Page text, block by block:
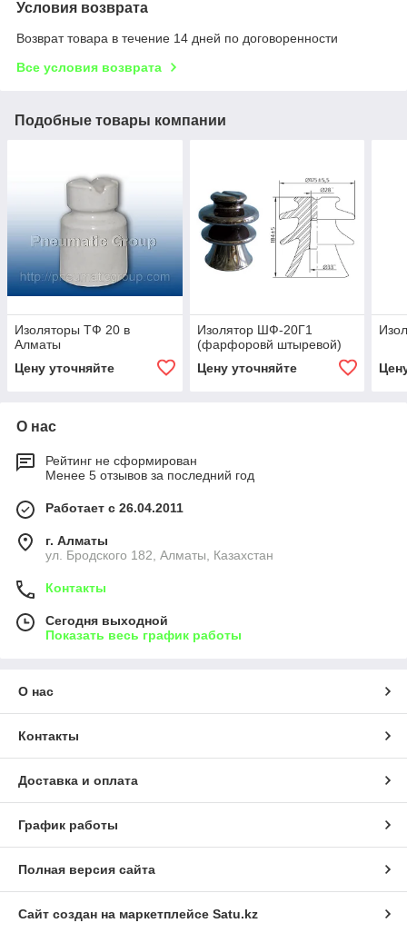
Условия возврата
Возврат товара в течение 14 дней по договоренности
Все условия возврата
Подобные товары компании
Изоляторы ТФ 20 в
Алматы
Цену уточняйте
Изолятор ШФ-20Г1
(фарфоровй штыревой)
Цену уточняйте
О нас
Рейтинг не сформирован
Менее 5 отзывов за последний год
Работает с 26.04.2011
г. Алматы
ул. Бродского 182, Алматы, Казахстан
Контакты
Сегодня выходной
Показать весь график работы
О нас
Контакты
Доставка и оплата
График работы
Полная версия сайта
Сайт создан на маркетплейсе Satu.kz